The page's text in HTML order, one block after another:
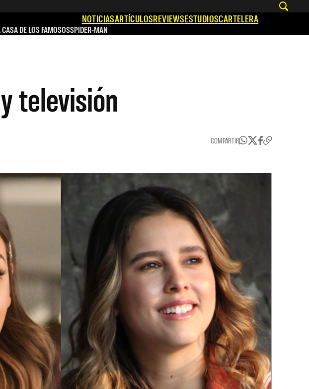
NOTICIASARTÍCULOSREVIEWSESTUDIOSCARTELERA
CASA DE LOS FAMOSOSSPIDER-MAN
televisión
COMPARTIR